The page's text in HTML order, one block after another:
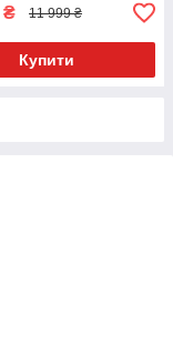
₴ 11 999 ₴
Купити